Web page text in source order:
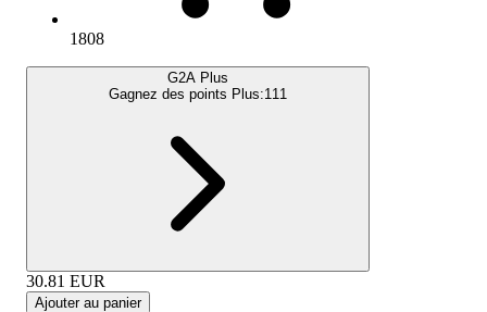
1808
G2A Plus
Gagnez des points Plus:111
30.81 EUR
Ajouter au panier